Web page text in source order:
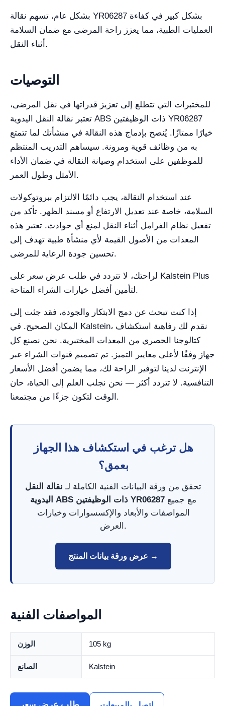
بشكل عام، تسهم نقالة YR06287 بشكل كبير في كفاءة
العمليات الطبية، مما يعزز راحة المرضى مع ضمان السلامة
أثناء النقل.
التوصيات
للمختبرات التي تتطلع إلى تعزيز قدراتها في نقل المرضى،
تعتبر نقالة النقل اليدوية ABS ذات الوظيفتين YR06287
خيارًا ممتازًا. يُنصح بإدماج هذه النقالة في منشأتك لما تتمتع
به من وظائف قوية ومرونة. سيساهم التدريب المنتظم
للموظفين على استخدام وصيانة النقالة في ضمان الأداء
الأمثل وطول العمر.
عند استخدام النقالة، يجب دائمًا الالتزام ببروتوكولات
السلامة، خاصة عند تعديل الارتفاع أو مسند الظهر. تأكد من
تفعيل نظام الفرامل أثناء النقل لمنع أي حوادث. تعتبر هذه
المعدات من الأصول القيمة لأي منشأة طبية تهدف إلى
تحسين جودة الرعاية للمرضى.
لراحتك، لا تتردد في طلب عرض سعر على Kalstein Plus
لتأمين أفضل خيارات الشراء المتاحة.
إذا كنت تبحث عن دمج الابتكار والجودة، فقد جئت إلى
المكان الصحيح. في Kalstein، نقدم لك رفاهية استكشاف
كتالوجنا الحصري من المعدات المختبرية. نحن نصنع كل
جهاز وفقًا لأعلى معايير التميز. تم تصميم قنوات الشراء عبر
الإنترنت لدينا لتوفير الراحة لك، مما يضمن أفضل الأسعار
التنافسية. لا تتردد أكثر — نحن نجلب العلم إلى الحياة، حان
الوقت لتكون جزءًا من مجتمعنا.
هل ترغب في استكشاف هذا الجهاز
بعمق؟
تحقق من ورقة البيانات الفنية الكاملة لـ نقالة النقل
اليدوية ABS ذات الوظيفتين YR06287
المواصفات والأبعاد والإكسسوارات وخيارات
العرض.
عرض ورقة بيانات المنتج →
المواصفات الفنية
الوزن 105 kg
الصانع Kalstein